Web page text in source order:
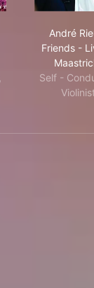
André
Friends -
Self -
Violinist